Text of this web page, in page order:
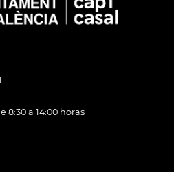
8:30 a 14:00 horas